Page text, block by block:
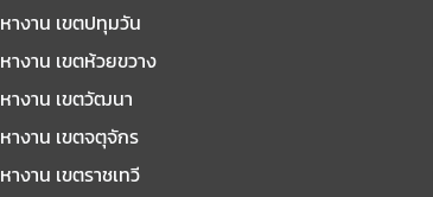
หางาน เขตปทุมวัน
หางาน เขตห้วยขวาง
หางาน เขตวัฒนา
หางาน เขตจตุจักร
หางาน เขตราชเทวี